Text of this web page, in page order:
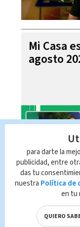
Mi Casa
agosto
Brenes,
para darte la
publicidad, entre
das tu
nuestra Política de
en tu
QUIERO